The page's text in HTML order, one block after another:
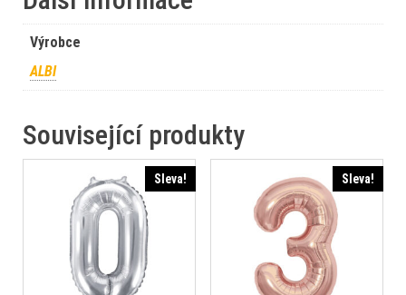
Výrobce
ALBI
Související produkty
Sleva! Sleva!